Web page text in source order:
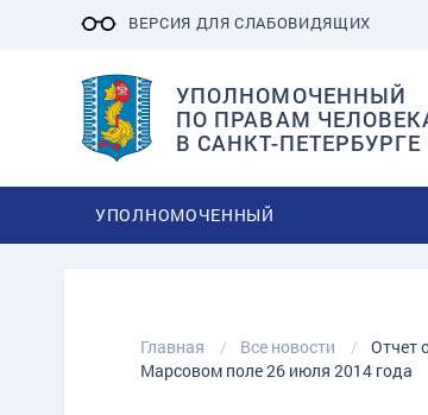
ВЕРСИЯ ДЛЯ СЛАБОВИДЯЩИХ
УПОЛНОМОЧЕННЫЙ
ПО ПРАВАМ
В САНКТ-ПЕТЕРБУРГЕ
УПОЛНОМОЧЕННЫЙ
Главная Все новости
Отчет
Марсовом поле 26 июля 2014 года